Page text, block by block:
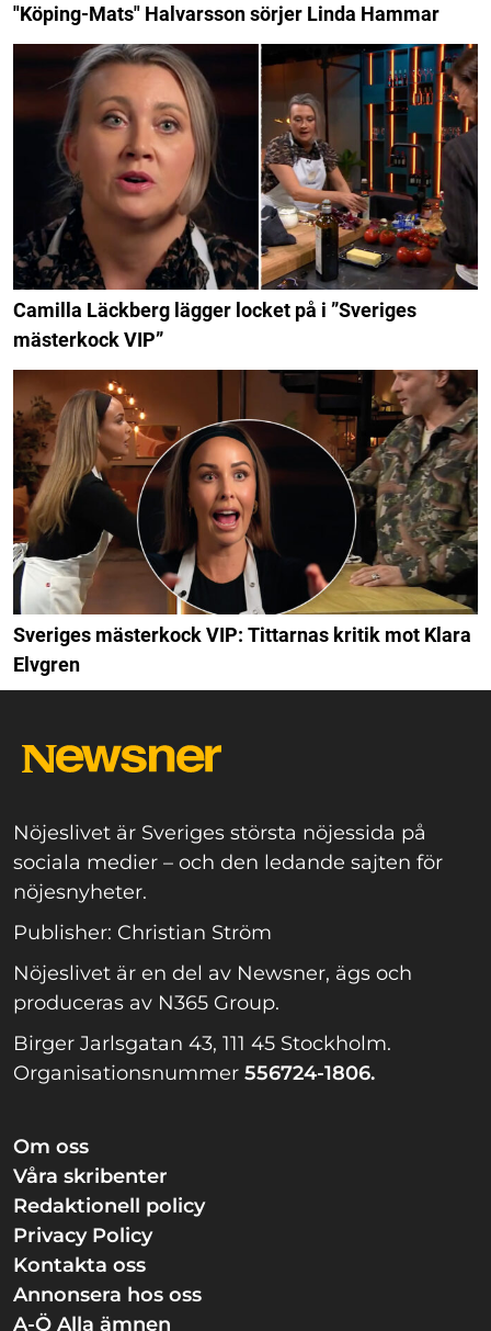
"Köping-Mats" Halvarsson sörjer Linda Hammar
Camilla Läckberg lägger locket på i ”Sveriges
mästerkock VIP”
Sveriges mästerkock VIP: Tittarnas kritik mot Klara
Elvgren
Nöjeslivet är Sveriges största nöjessida på
sociala medier – och den ledande sajten för
nöjesnyheter.
Publisher: Christian Ström
Nöjeslivet är en del av Newsner, ägs och
produceras av N365 Group.
Birger Jarlsgatan 43, 111 45 Stockholm.
Organisationsnummer 556724-1806.
Om oss
Våra skribenter
Redaktionell policy
Privacy Policy
Kontakta oss
Annonsera hos oss
A-Ö Alla ämnen